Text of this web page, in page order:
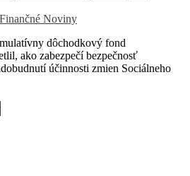
Finančné Noviny
dôchodkový fond
ako zabezpečí bezpečnosť
účinnosti zmien Sociálneho